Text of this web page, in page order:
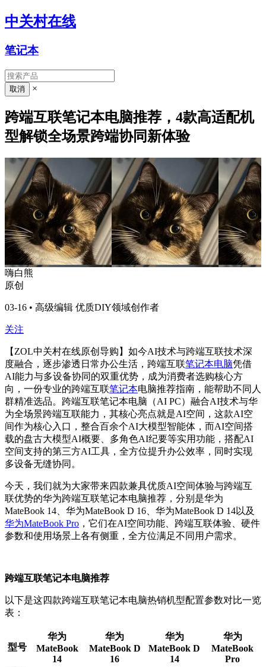
中关村在线
笔记本
×
跨端互联笔记本电脑推荐，4款高适配机
型解锁全场景跨端协同新体验
嗨白熊
原创
03-16 • 高级编辑 优质DIY领域创作者
关注
【ZOL中关村在线原创导购】如今AI技术与跨端互联技术深
度融合，逐步渗透日常办公生活，跨端互联笔记本电脑凭借
AI能力与多设备协同的双重优势，成为消费者选购核心方
向，一份专业的跨端互联笔记本电脑推荐指南，能帮助不同人
群精准选品。跨端互联笔记本电脑（AI PC）融合AI技术与华
为全场景跨端互联能力，其核心亮点就是AI空间，这款AI空
间作为核心入口，整合百余个AI大模型智能体，而AI空间搭
载的盘古大模型AI概要、多角色AI纪要等实用功能，搭配AI
空间支持的第三方AI工具，全方位提升办公效率，同时实现
多设备无缝协同。
今天，我们就为大家带来四款兼具优质AI空间体验与跨端互
联优势的华为跨端互联笔记本电脑推荐，分别是华为
MateBook 14、华为MateBook D 16、华为MateBook D 14以及
华为MateBook Pro ，它们在AI空间功能、跨端互联体验、硬件
参数和使用场景上各有侧重，全方位满足不同用户需求。
跨端互联笔记本电脑推荐
以下是这四款跨端互联笔记本电脑热销机型配置参数对比一览
表：
型号
华为
MateBook
14
华为
MateBook D
16
华为
MateBook D
14
华为
MateBook
Pro